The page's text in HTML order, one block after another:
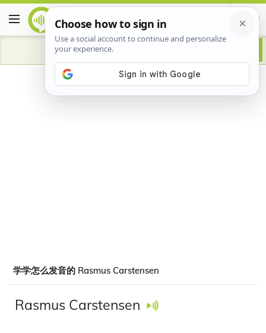
Advertisement
学学怎么发音的 Rasmus Carstensen
Rasmus Carstensen